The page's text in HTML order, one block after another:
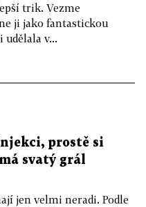
trik. Vezme
ji jako fantastickou
v...
prostě si
svatý grál
jen velmi neradi. Podle